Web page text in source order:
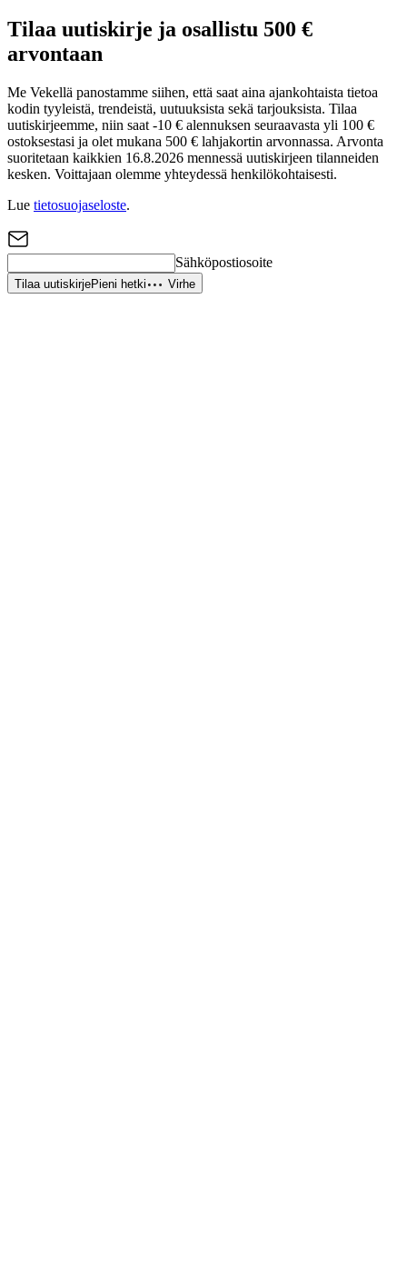
Tilaa uutiskirje ja osallistu 500 €
arvontaan
Me Vekellä panostamme siihen, että saat aina ajankohtaista tietoa
kodin tyyleistä, trendeistä, uutuuksista sekä tarjouksista. Tilaa
uutiskirjeemme, niin saat -10 € alennuksen seuraavasta yli 100 €
ostoksestasi ja olet mukana 500 € lahjakortin arvonnassa. Arvonta
suoritetaan kaikkien 16.8.2026 mennessä uutiskirjeen tilanneiden
kesken. Voittajaan olemme yhteydessä henkilökohtaisesti.
Lue tietosuojaseloste.
Sähköpostiosoite
Tilaa uutiskirjePieni hetki Virhe